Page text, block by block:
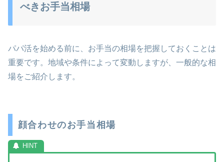
べきお手当相場
パパ活を始める前に、お手当の相場を把握しておくことは
重要です。地域や条件によって変動しますが、一般的な相
場をご紹介します。
顔合わせのお手当相場